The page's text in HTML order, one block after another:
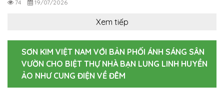
74 19/07/2026
Xem tiếp
SƠN KIM VIỆT NAM VỚI BẢN PHỐI ÁNH SÁNG SÂN
VƯỜN CHO BIỆT THỰ NHÀ BẠN LUNG LINH HUYỀN
ẢO NHƯ CUNG ĐIỆN VỀ ĐÊM